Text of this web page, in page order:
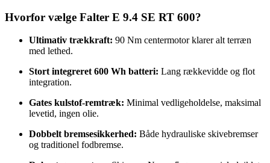
Hvorfor vælge Falter E 9.4 SE RT 600?
Ultimativ trækkraft: 90 Nm centermotor klarer alt terræn
med lethed.
Stort integreret 600 Wh batteri: Lang rækkevidde og flot
integration.
Gates kulstof-remtræk: Minimal vedligeholdelse, maksimal
levetid, ingen olie.
Dobbelt bremsesikkerhed: Både hydrauliske skivebremser
og traditionel fodbremse.